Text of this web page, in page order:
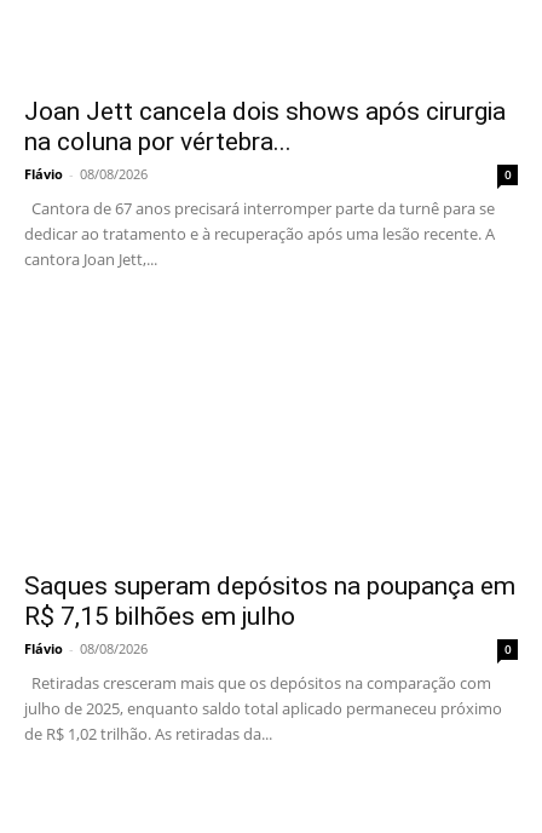
Joan Jett cancela dois shows após cirurgia
na coluna por vértebra...
Flávio - 08/08/2026 0
Cantora de 67 anos precisará interromper parte da turnê para se
dedicar ao tratamento e à recuperação após uma lesão recente. A
cantora Joan Jett,...
Saques superam depósitos na poupança em
R$ 7,15 bilhões em julho
Flávio - 08/08/2026 0
Retiradas cresceram mais que os depósitos na comparação com
julho de 2025, enquanto saldo total aplicado permaneceu próximo
de R$ 1,02 trilhão. As retiradas da...